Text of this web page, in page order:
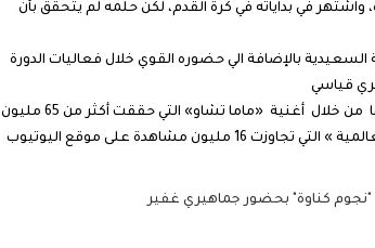
و اكثر من 160 مليون مشاهدة، واشتهر في بداياته في كرة القدم، لكن حلمه لم يتحقق بأن
السعيدية بالإضافة الي حضوره القوي خلال فعاليات الدورة
قياسي
وتأتي أغنية «اسطا مانيانا » بعد مجموعة من النجاحات التي حققها من خلال أغنية «ماما تشاو» التي حققت أكثر من 65 مليون